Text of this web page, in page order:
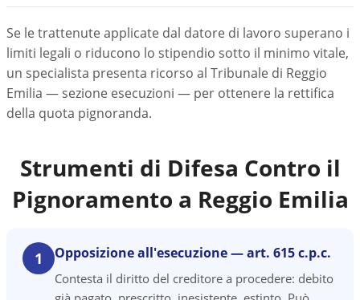
Se le trattenute applicate dal datore di lavoro superano i
limiti legali o riducono lo stipendio sotto il minimo vitale,
un specialista presenta ricorso al Tribunale di Reggio
Emilia — sezione esecuzioni — per ottenere la rettifica
della quota pignoranda.
Strumenti di Difesa Contro il
Pignoramento a Reggio Emilia
1 Opposizione all'esecuzione — art. 615 c.p.c.
Contesta il diritto del creditore a procedere: debito